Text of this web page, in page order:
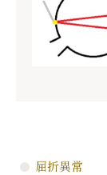
屈折異常